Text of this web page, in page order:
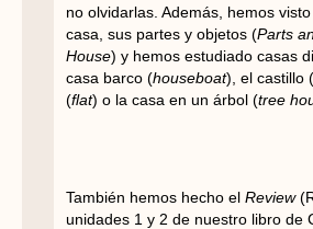
no olvidarlas. Además, hemos
casa, sus partes y objetos (Parts
House) y hemos estudiado casas
casa barco (houseboat), el castillo (
(flat) o la casa en un árbol (tree
También hemos hecho el Review
unidades 1 y 2 de nuestro libro de